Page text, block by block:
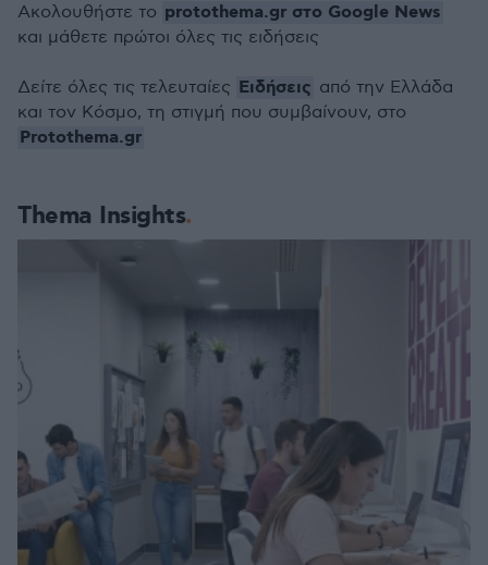
Thema Insights
Ακολουθήστε το protothema.gr στο Google News
και μάθετε πρώτοι όλες τις ειδήσεις
Δείτε όλες τις τελευταίες Ειδήσεις από την Ελλάδα
και τον Κόσμο, τη στιγμή που συμβαίνουν, στο
Protothema.gr